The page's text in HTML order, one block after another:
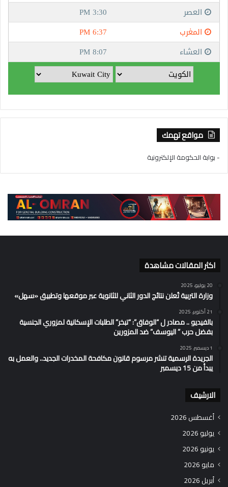
مواقع تهمك
- بوابة الحكومة الإلكترونية
اكثر المقالات مشاهدة
20 يوليو، 2025
وزارة التربية تُعلن نتائج الدور الثاني للثانوية عبر موقعها وتطبيق «سهل»
21 أكتوبر، 2025
بالفيديو .. مصادر ل “الوفاق”: “تبخر” الطلبات الإسكانية لمزوري الجنسية
بفضل حرب ” اليوسف” ضد المزورين
1 ديسمبر، 2025
الجريدة الرسمية تنشر مرسوم قانون مكافحة المخدرات الجديد.. والعمل به
يبدأ من 15 ديسمبر
الارشيف
أغسطس 2026
يوليو 2026
يونيو 2026
مايو 2026
أبريل 2026